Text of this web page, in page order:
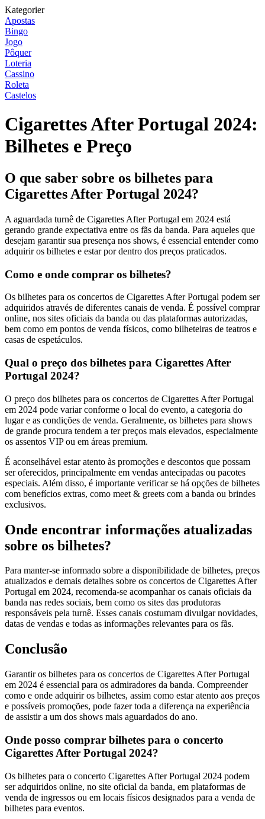
Kategorier
Apostas
Bingo
Jogo
Pôquer
Loteria
Cassino
Roleta
Castelos
Cigarettes After Portugal 2024:
Bilhetes e Preço
O que saber sobre os bilhetes para
Cigarettes After Portugal 2024?
A aguardada turnê de Cigarettes After Portugal em 2024 está
gerando grande expectativa entre os fãs da banda. Para aqueles que
desejam garantir sua presença nos shows, é essencial entender como
adquirir os bilhetes e estar por dentro dos preços praticados.
Como e onde comprar os bilhetes?
Os bilhetes para os concertos de Cigarettes After Portugal podem ser
adquiridos através de diferentes canais de venda. É possível comprar
online, nos sites oficiais da banda ou das plataformas autorizadas,
bem como em pontos de venda físicos, como bilheteiras de teatros e
casas de espetáculos.
Qual o preço dos bilhetes para Cigarettes After
Portugal 2024?
O preço dos bilhetes para os concertos de Cigarettes After Portugal
em 2024 pode variar conforme o local do evento, a categoria do
lugar e as condições de venda. Geralmente, os bilhetes para shows
de grande procura tendem a ter preços mais elevados, especialmente
os assentos VIP ou em áreas premium.
É aconselhável estar atento às promoções e descontos que possam
ser oferecidos, principalmente em vendas antecipadas ou pacotes
especiais. Além disso, é importante verificar se há opções de bilhetes
com benefícios extras, como meet & greets com a banda ou brindes
exclusivos.
Onde encontrar informações atualizadas
sobre os bilhetes?
Para manter-se informado sobre a disponibilidade de bilhetes, preços
atualizados e demais detalhes sobre os concertos de Cigarettes After
Portugal em 2024, recomenda-se acompanhar os canais oficiais da
banda nas redes sociais, bem como os sites das produtoras
responsáveis pela turnê. Esses canais costumam divulgar novidades,
datas de vendas e todas as informações relevantes para os fãs.
Conclusão
Garantir os bilhetes para os concertos de Cigarettes After Portugal
em 2024 é essencial para os admiradores da banda. Compreender
como e onde adquirir os bilhetes, assim como estar atento aos preços
e possíveis promoções, pode fazer toda a diferença na experiência
de assistir a um dos shows mais aguardados do ano.
Onde posso comprar bilhetes para o concerto
Cigarettes After Portugal 2024?
Os bilhetes para o concerto Cigarettes After Portugal 2024 podem
ser adquiridos online, no site oficial da banda, em plataformas de
venda de ingressos ou em locais físicos designados para a venda de
bilhetes para eventos.